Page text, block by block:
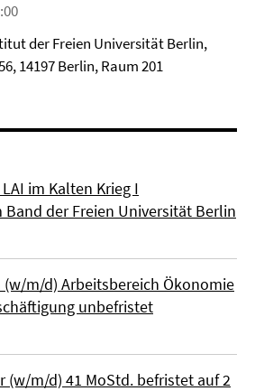
der Freien Universität Berlin,
14197 Berlin, Raum 201
im Kalten Krieg I
der Freien Universität Berlin
m/d) Arbeitsbereich Ökonomie
unbefristet
(w/m/d) 41 MoStd. befristet auf 2